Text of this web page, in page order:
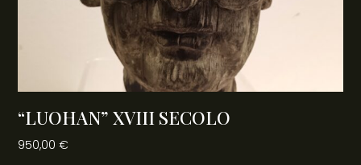
“LUOHAN” XVIII SECOLO
950,00€